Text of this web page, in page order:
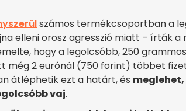
számos termékcsoportban a
elleni orosz agresszió miatt – írták
hogy a legolcsóbb, 250
még 2 eurónál (750 forint) többet
átléphetik ezt a határt, és meglehet,
vaj.